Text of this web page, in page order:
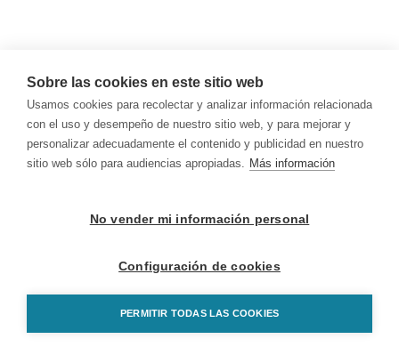
Sobre las cookies en este sitio web
Usamos cookies para recolectar y analizar información relacionada
con el uso y desempeño de nuestro sitio web, y para mejorar y
personalizar adecuadamente el contenido y publicidad en nuestro
sitio web sólo para audiencias apropiadas. Más información
No vender mi información personal
Configuración de cookies
PERMITIR TODAS LAS COOKIES